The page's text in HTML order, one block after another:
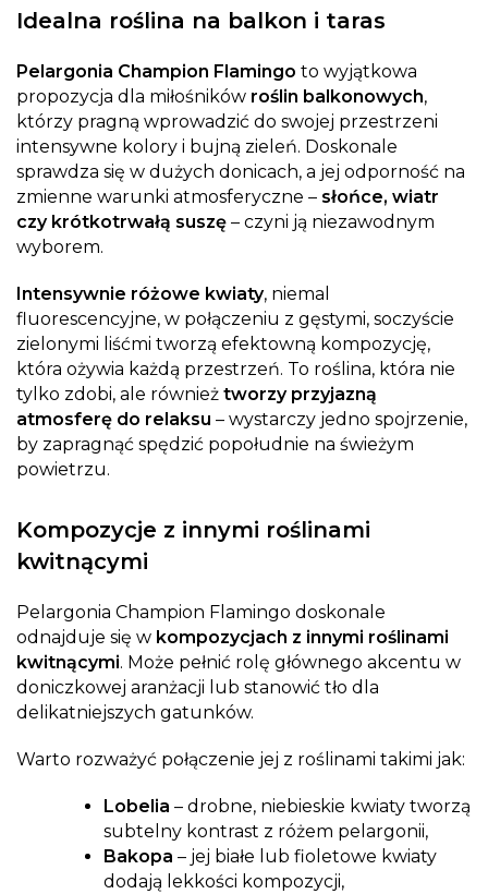
Idealna roślina na balkon i taras
Pelargonia Champion Flamingo to wyjątkowa
propozycja dla miłośników roślin balkonowych,
którzy pragną wprowadzić do swojej przestrzeni
intensywne kolory i bujną zieleń. Doskonale
sprawdza się w dużych donicach, a jej odporność na
zmienne warunki atmosferyczne – słońce, wiatr
czy krótkotrwałą suszę – czyni ją niezawodnym
wyborem.
Intensywnie różowe kwiaty, niemal
fluorescencyjne, w połączeniu z gęstymi, soczyście
zielonymi liśćmi tworzą efektowną kompozycję,
która ożywia każdą przestrzeń. To roślina, która nie
tylko zdobi, ale również tworzy przyjazną
atmosferę do relaksu – wystarczy jedno spojrzenie,
by zapragnąć spędzić popołudnie na świeżym
powietrzu.
Kompozycje z innymi roślinami
kwitnącymi
Pelargonia Champion Flamingo doskonale
odnajduje się w kompozycjach z innymi roślinami
kwitnącymi. Może pełnić rolę głównego akcentu w
doniczkowej aranżacji lub stanowić tło dla
delikatniejszych gatunków.
Warto rozważyć połączenie jej z roślinami takimi jak:
Lobelia – drobne, niebieskie kwiaty tworzą
subtelny kontrast z różem pelargonii,
Bakopa – jej białe lub fioletowe kwiaty
dodają lekkości kompozycji,